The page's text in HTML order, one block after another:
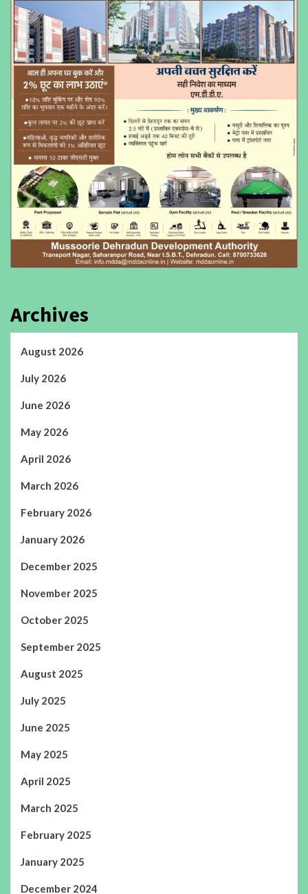
Archives
August 2026
July 2026
June 2026
May 2026
April 2026
March 2026
February 2026
January 2026
December 2025
November 2025
October 2025
September 2025
August 2025
July 2025
June 2025
May 2025
April 2025
March 2025
February 2025
January 2025
December 2024